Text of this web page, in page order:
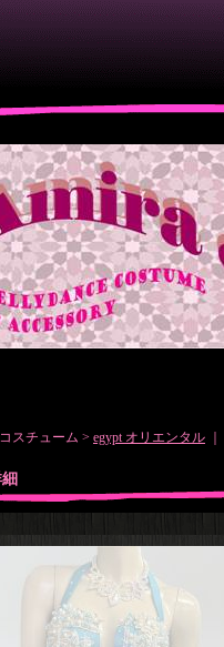
コスチューム > egypt オリエンタル